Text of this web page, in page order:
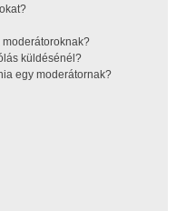
küldésénél?
egy moderátornak?